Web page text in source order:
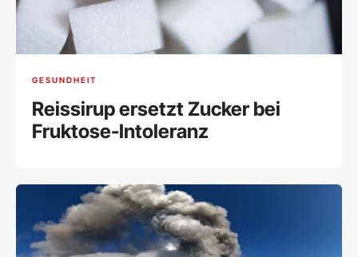
GESUNDHEIT
Reissirup ersetzt Zucker bei
Fruktose-Intoleranz